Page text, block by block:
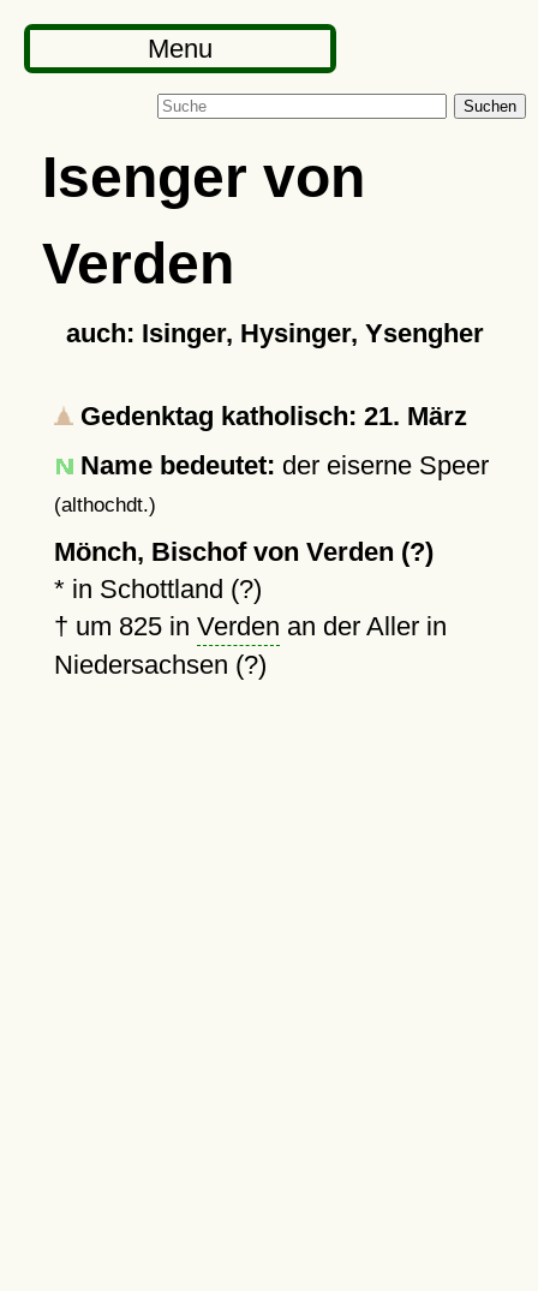
Menu
Suchen
Isenger von
Verden
auch: Isinger, Hysinger, Ysengher
Gedenktag katholisch: 21. März
Name bedeutet: der eiserne Speer
(althochdt.)
Mönch, Bischof von Verden (?)
* in Schottland (?)
† um 825in Verden an der Aller in
Niedersachsen (?)